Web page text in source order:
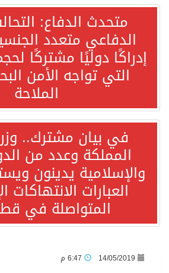
متحدث الدفاع:
الدفاعي متعدد
إدراكًا دوليًا مشتركًا
التي تواجه الأمن
الملاحة
في بيان مشترك..
المملكة وعدد من
والإسلامية يدينون
العبارات الانتهاكات
المتواصلة في
14/05/2019